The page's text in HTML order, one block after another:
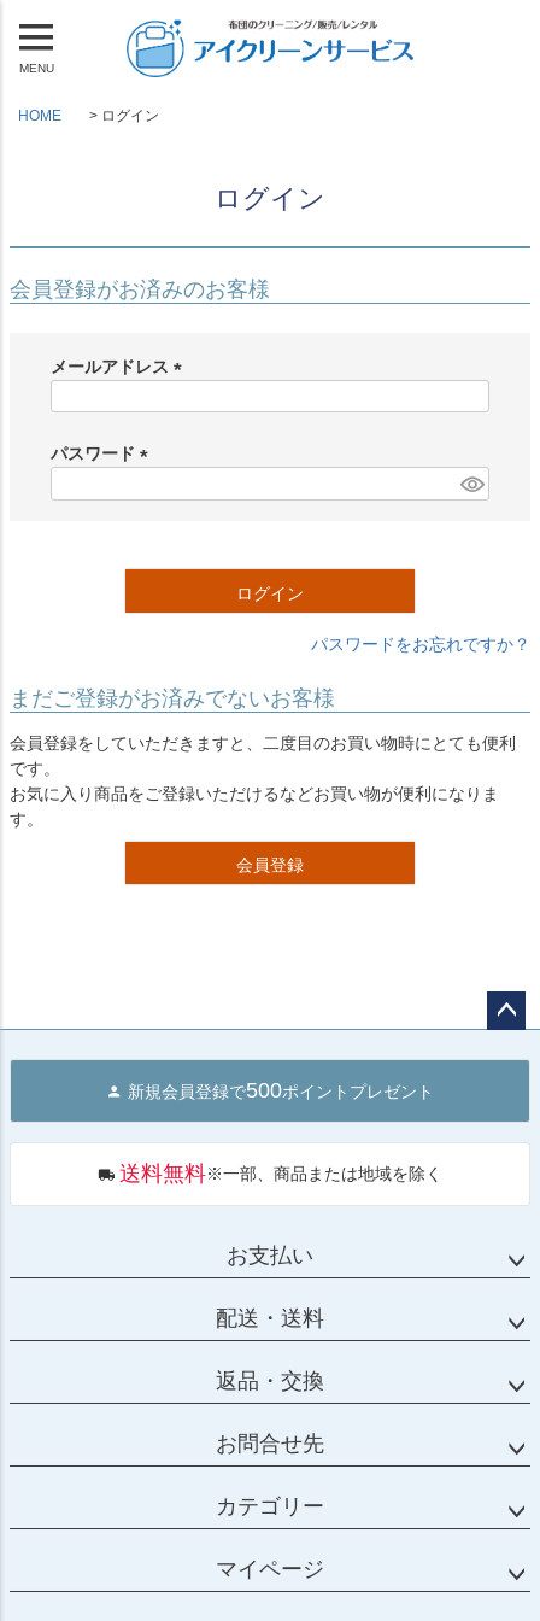
MENU
HOME ログイン
ログイン
会員登録がお済みのお客様
メールアドレス
)
パスワード
ログイン
パスワードをお忘れですか？
まだご登録がお済みでないお客様
会員登録をしていただきますと、二度目のお買い物時にとても便利
です。
お気に入り商品をご登録いただけるなどお買い物が便利になりま
す。
会員登録
へ
新規会員登録で500ポイントプレゼント
送料無料※一部、商品または地域を除く
お支払い
配送・送料
返品・交換
お問合せ先
カテゴリー
マイページ